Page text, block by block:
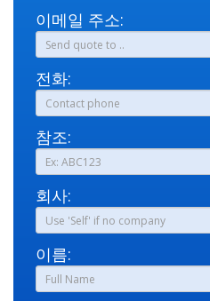
이메일 주소:
전화:
참조:
회사:
이름: